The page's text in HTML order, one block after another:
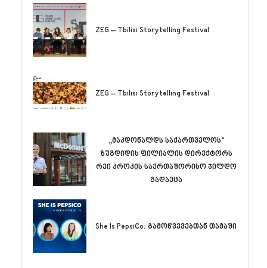
ZEG – Tbilisi Storytelling Festival
ZEG – Tbilisi Storytelling Festival
„მაკდონალდს საქართველოს“
ზუგდიდის ფილიალის დირექტორს
რეი კროკის საერთაშორისო ჯილდო
გადაეცა
She Is PepsiCo: გამოწვევებთან თამაში